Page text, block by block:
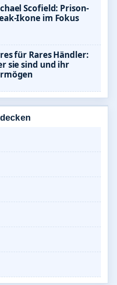
Scofield: Prison-
Ikone im Fokus
für Rares Händler:
sie sind und ihr